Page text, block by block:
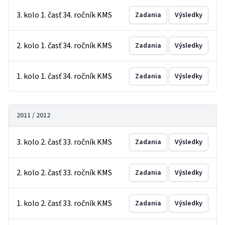
3. kolo 1. časť 34. ročník KMS Zadania Výsledky
2. kolo 1. časť 34. ročník KMS Zadania Výsledky
1. kolo 1. časť 34. ročník KMS Zadania Výsledky
2011 / 2012
3. kolo 2. časť 33. ročník KMS Zadania Výsledky
2. kolo 2. časť 33. ročník KMS Zadania Výsledky
1. kolo 2. časť 33. ročník KMS Zadania Výsledky